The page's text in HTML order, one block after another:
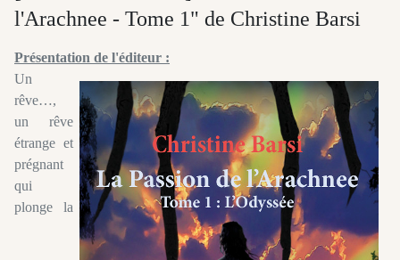
l'Arachnee - Tome 1" de Christine Barsi
Présentation de l'éditeur :
Un
rêve…,
un rêve
étrange et
prégnant
qui
plonge la